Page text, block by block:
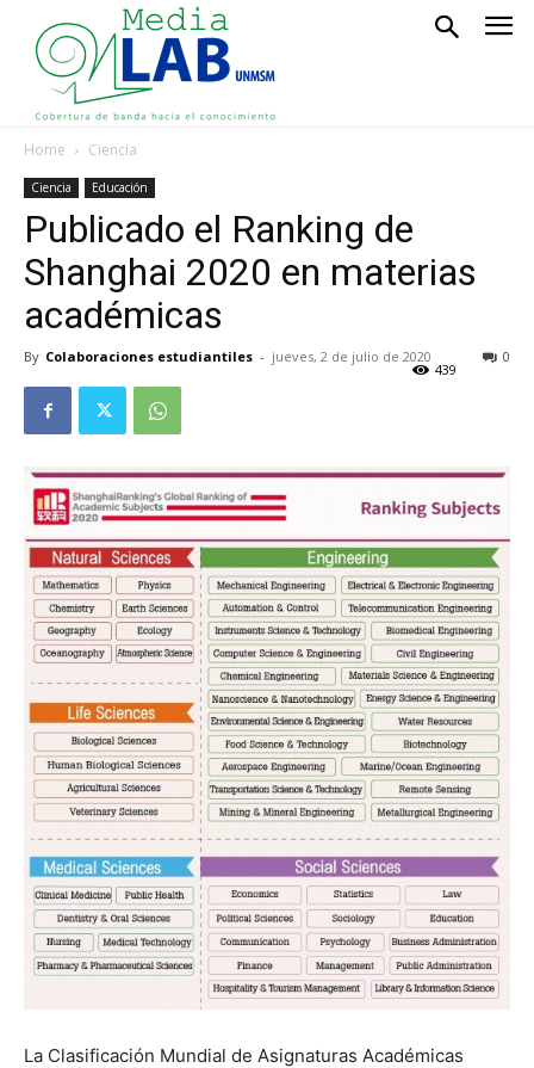
Home Ciencia
Ciencia Educación
Publicado el Ranking de
Shanghai 2020 en materias
académicas
By Colaboraciones estudiantiles - jueves, 2 de julio de 2020 0
439
La Clasificación Mundial de Asignaturas Académicas